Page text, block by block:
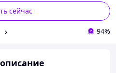
сейчас
94%